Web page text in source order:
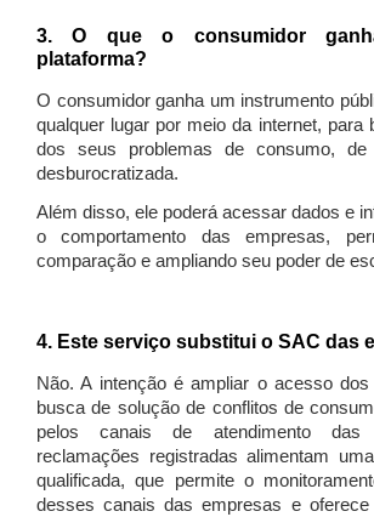
3. O que o consumidor
plataforma?
O consumidor ganha um instrumento
qualquer lugar por meio da internet, para
dos seus problemas de consumo,
desburocratizada.
Além disso, ele poderá acessar dados e
o comportamento das empresas,
comparação e ampliando seu poder de
4. Este serviço substitui o SAC das
Não. A intenção é ampliar o acesso
busca de solução de conflitos de
pelos canais de atendimento das
reclamações registradas alimentam
qualificada, que permite o
desses canais das empresas e